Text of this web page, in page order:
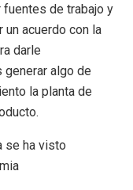
de trabajo y
acuerdo con la
darle
algo de
la planta de
se ha visto